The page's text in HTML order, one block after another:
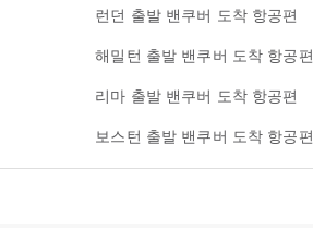
런던 출발 밴쿠버 도착 항공편
해밀턴 출발 밴쿠버 도착 항공편
리마 출발 밴쿠버 도착 항공편
보스턴 출발 밴쿠버 도착 항공편